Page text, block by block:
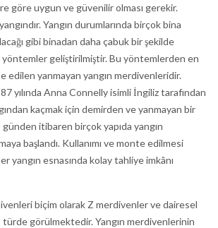
göre uygun ve güvenilir olması gerekir.
Yangın durumlarında birçok bina
gibi binadan daha çabuk bir şekilde
geliştirilmiştir. Bu yöntemlerden en
edilen yanmayan yangın merdivenleridir.
yılında Anna Connelly isimli İngiliz tarafından
kaçmak için demirden ve yanmayan bir
günden itibaren birçok yapıda yangın
başlandı. Kullanımı ve monte edilmesi
yangın esnasında kolay tahliye imkânı
biçim olarak Z merdivenler ve dairesel
görülmektedir. Yangın merdivenlerinin